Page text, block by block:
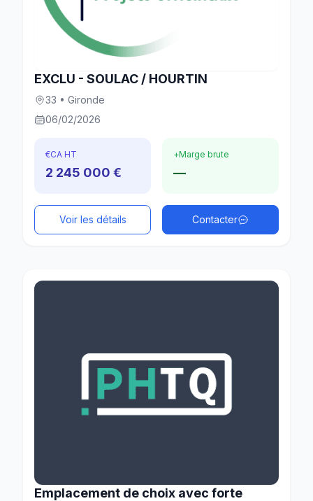
EXCLU - SOULAC / HOURTIN
33 • Gironde
06/02/2026
€CA HT
2 245 000 €
+Marge brute
—
Voir les détails Contacter
Emplacement de choix avec forte